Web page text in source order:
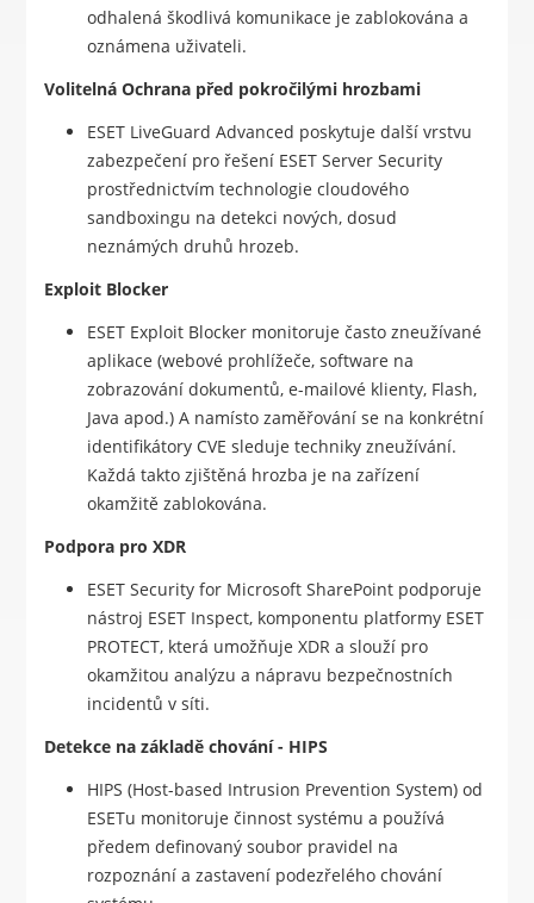
odhalená škodlivá komunikace je zablokována a
oznámena uživateli.
Volitelná Ochrana před pokročilými hrozbami
ESET LiveGuard Advanced poskytuje další vrstvu
zabezpečení pro řešení ESET Server Security
prostřednictvím technologie cloudového
sandboxingu na detekci nových, dosud
neznámých druhů hrozeb.
Exploit Blocker
ESET Exploit Blocker monitoruje často zneužívané
aplikace (webové prohlížeče, software na
zobrazování dokumentů, e-mailové klienty, Flash,
Java apod.) A namísto zaměřování se na konkrétní
identifikátory CVE sleduje techniky zneužívání.
Každá takto zjištěná hrozba je na zařízení
okamžitě zablokována.
Podpora pro XDR
ESET Security for Microsoft SharePoint podporuje
nástroj ESET Inspect, komponentu platformy ESET
PROTECT, která umožňuje XDR a slouží pro
okamžitou analýzu a nápravu bezpečnostních
incidentů v síti.
Detekce na základě chování - HIPS
HIPS (Host-based Intrusion Prevention System) od
ESETu monitoruje činnost systému a používá
předem definovaný soubor pravidel na
rozpoznání a zastavení podezřelého chování